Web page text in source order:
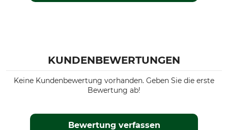
KUNDENBEWERTUNGEN
Keine Kundenbewertung vorhanden. Geben Sie die erste
Bewertung ab!
Bewertung verfassen